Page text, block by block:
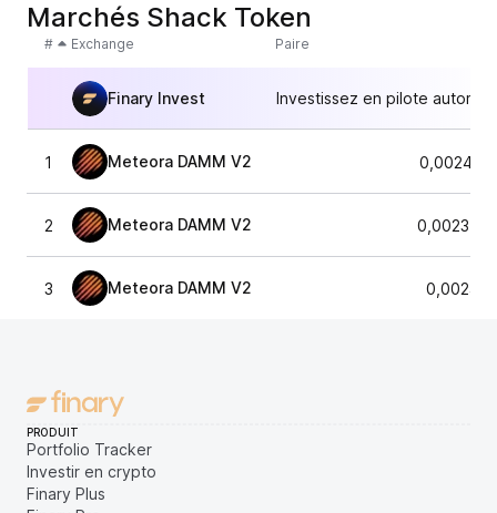
Marchés Shack Token
# Exchange Paire
Finary Invest Investissez en pilote
1 Meteora DAMM V2
2 Meteora DAMM V2
3 Meteora DAMM V2
PRODUIT
Portfolio Tracker
Investir en crypto
Finary Plus